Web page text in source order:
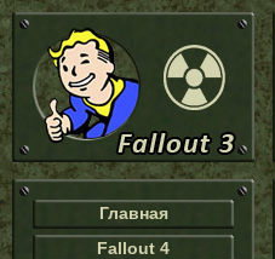
Главная
Fallout 4